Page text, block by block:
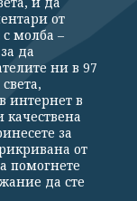
За Клуб Z
София, ул. "Алеко
от
молба –
да
ни в 97
интернет в
за
от
помогнете
да сте